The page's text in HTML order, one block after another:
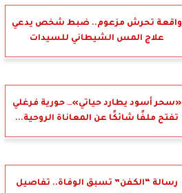
واقعة تحرش مزعوم.. ضبط شخص يدعي
علاج المس الشيطاني للسيدات
«سحر أسود يطارد حياتي»… حورية فرغلي
تفتح ملفًا شائكًا عن المعاناة الروحية...
رسالة “الكفن” تسبق الوفاة.. تفاصيل